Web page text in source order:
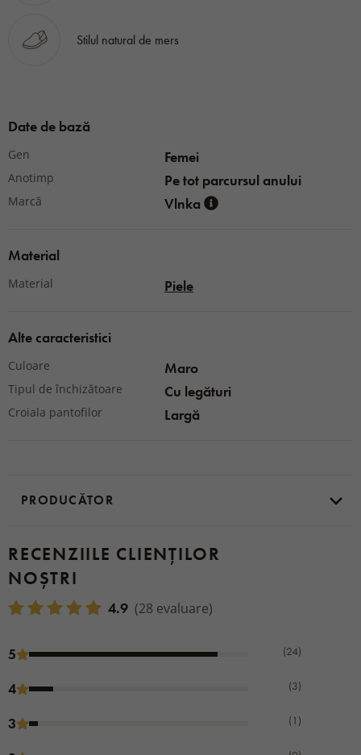
Stilul natural de mers
Date de bază
Gen Femei
Anotimp Pe tot parcursul anului
Marcă Vlnka
Material
Material Piele
Alte caracteristici
Culoare Maro
Tipul de închizătoare Cu legături
Croiala pantofilor Largă
PRODUCĂTOR
RECENZIILE CLIENȚILOR
NOȘTRI
4.9 (28 evaluare)
5 (24)
4 (3)
3 (1)